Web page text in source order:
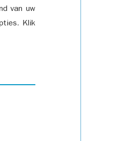
van uw
Klik